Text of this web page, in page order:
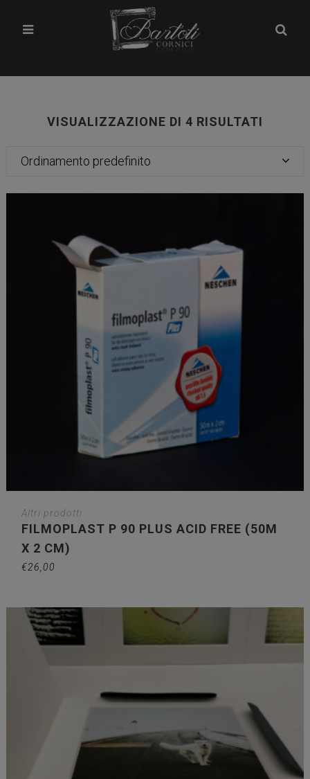
VISUALIZZAZIONE DI 4 RISULTATI
Ordinamento predefinito
Altri prodotti
FILMOPLAST P 90 PLUS ACID FREE (50M
X 2 CM)
€26,00